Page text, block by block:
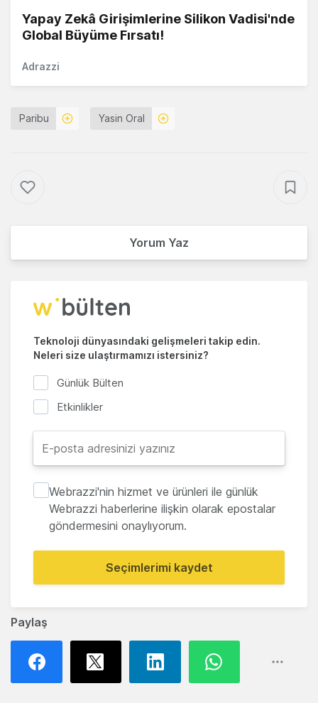
Paylaş
Yapay Zekâ Girişimlerine Silikon Vadisi'nde
Global Büyüme Fırsatı!
Adrazzi
Paribu Yasin Oral
Yorum Yaz
Teknoloji dünyasındaki gelişmeleri takip edin.
Neleri size ulaştırmamızı istersiniz?
Günlük Bülten
Etkinlikler
Webrazzi'nin hizmet ve ürünleri ile günlük
Webrazzi haberlerine ilişkin olarak epostalar
göndermesini onaylıyorum.
Seçimlerimi kaydet